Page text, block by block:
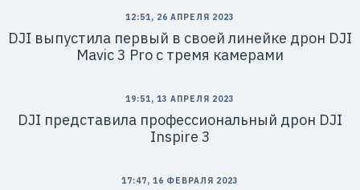
12:51, 26 АПРЕЛЯ 2023
DJI выпустила первый в своей линейке дрон DJI
Mavic 3 Pro c тремя камерами
19:51, 13 АПРЕЛЯ 2023
DJI представила профессиональный дрон DJI
Inspire 3
17:47, 16 ФЕВРАЛЯ 2023